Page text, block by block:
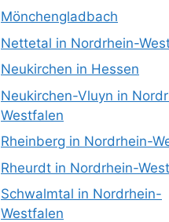
Mönchengladbach
Nettetal in Nordrhein-
Neukirchen in Hessen
Neukirchen-Vluyn in
Westfalen
Rheinberg in Nordrhein-
Rheurdt in Nordrhein-
Schwalmtal in Nordrhein-
Westfalen